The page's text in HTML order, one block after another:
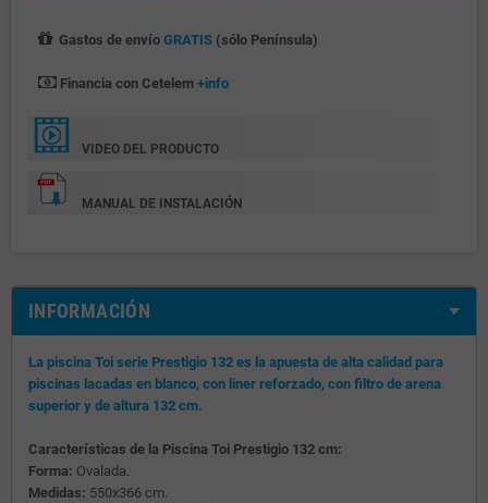
Gastos de envío GRATIS(sólo Península)
Financia con Cetelem +info
VIDEO DEL PRODUCTO
MANUAL DE INSTALACIÓN
INFORMACIÓN
La piscina Toi serie Prestigio 132 es la apuesta de alta calidad para
piscinas lacadas en blanco, con liner reforzado, con filtro de arena
superior y de altura 132 cm.
Características de la Piscina Toi Prestigio 132 cm:
Forma: Ovalada.
Medidas: 550x366 cm.